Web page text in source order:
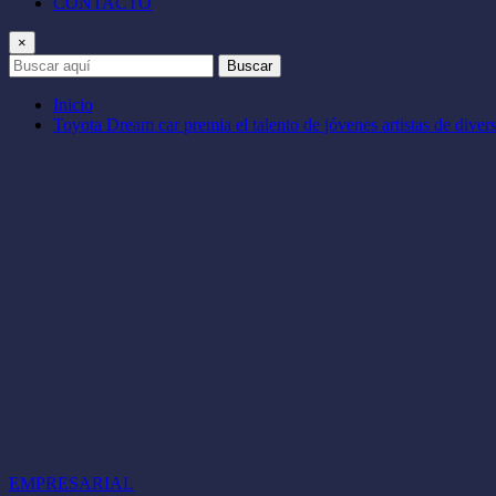
×
Buscar
Inicio
Toyota Dream car premia el talento de jóvenes artistas de
EMPRESARIAL